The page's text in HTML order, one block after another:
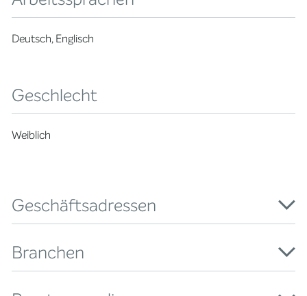
Deutsch, Englisch
Geschlecht
Weiblich
Geschäftsadressen
Branchen